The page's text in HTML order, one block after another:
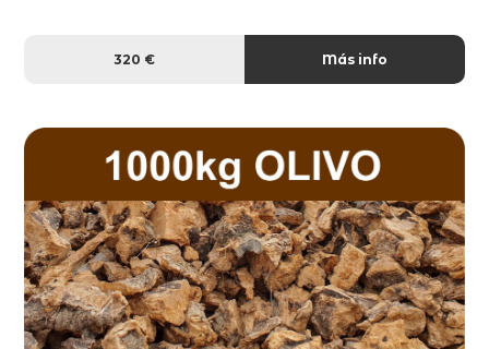
320 € Más info